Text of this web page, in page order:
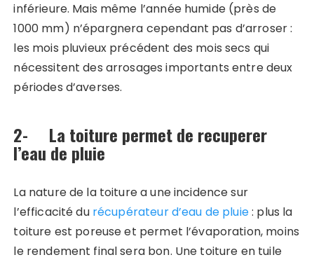
inférieure. Mais même l’année humide (près de
1000 mm) n’épargnera cependant pas d’arroser :
les mois pluvieux précédent des mois secs qui
nécessitent des arrosages importants entre deux
périodes d’averses.
2- La toiture permet de recuperer
l’eau de pluie
La nature de la toiture a une incidence sur
l’efficacité du récupérateur d’eau de pluie: plus la
toiture est poreuse et permet l’évaporation, moins
le rendement final sera bon. Une toiture en tuile